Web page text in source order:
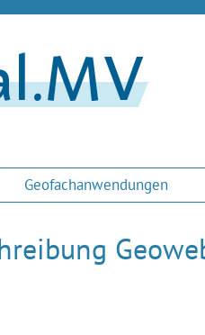
Geofachanwendungen